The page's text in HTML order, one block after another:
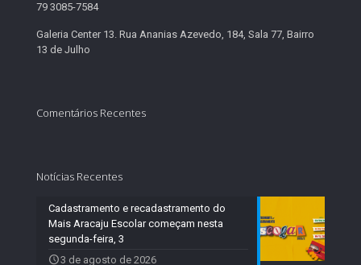
79 3085-7584
Galeria Center 13. Rua Ananias Azevedo, 184, Sala 77, Bairro
13 de Julho
Comentários Recentes
Notícias Recentes
Cadastramento e recadastramento do
Mais Aracaju Escolar começam nesta
segunda-feira, 3
3 de agosto de 2026